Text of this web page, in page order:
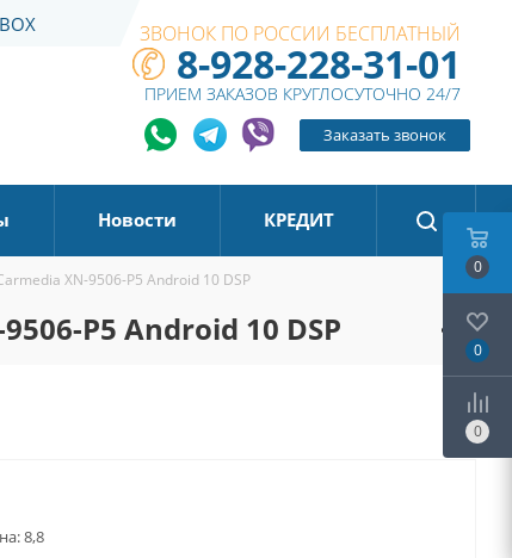
ЗВОНОК ПО РОССИИ БЕСПЛАТНЫЙ
8-928-228-31-01
ПРИЕМ ЗАКАЗОВ КРУГЛОСУТОЧНО 24/7
Заказать звонок
Новости КРЕДИТ
XN-9506-P5 Android 10 DSP
P5 Android 10 DSP
8,8
0
0
0